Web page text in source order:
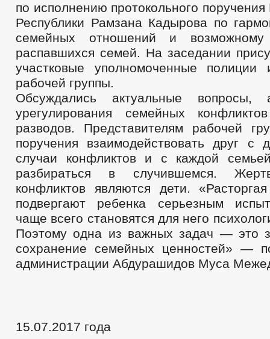
по исполнению протокольного
Республики Рамзана Кадырова по
семейных отношений и возможному
распавшихся семей. На заседании
участковые уполномоченные
рабочей группы.
Обсуждались актуальные
урегулирования семейных
разводов. Представителям рабочей
поручения взаимодействовать друг с
случаи конфликтов и с каждой
разбираться в случившемся.
конфликтов являются дети.
подвергают ребенка серьезным
чаще всего становятся для него
Поэтому одна из важных задач — это
сохранение семейных ценностей» —
администрации Абдурашидов Муса
15.07.2017 года